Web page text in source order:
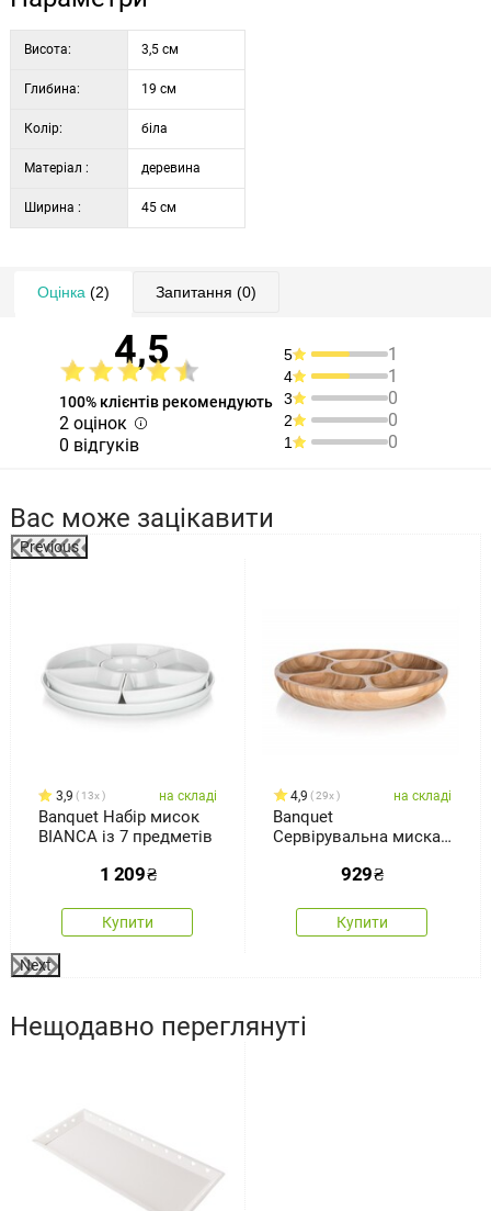
Висота: 3,5 см
Глибина: 19 см
Колір: біла
Матеріал : деревина
Ширина : 45 см
Оцінка (2) Запитання (0)
4,5
100% клієнтів рекомендують
2 оцінок
0 відгуків
5 1
4 1
3 0
2 0
1 0
Вас може зацікавити
Previous
3,9 13x на складі
Banquet Набір мисок
BIANCA із 7 предметів
1 209₴
Купити
4,9 29x на складі
Banquet
Сервірувальна миска
31,5 х 4 см929₴
Купити
Next
Нещодавно переглянуті